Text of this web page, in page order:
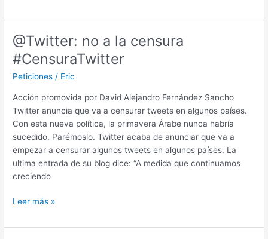
cese
de
Paula
Sanchez
de
como
delegada
del
gobierno
en
Valencia
@Twitter: no a la censura
#CensuraTwitter
Peticiones / Eric
Acción promovida por David Alejandro Fernández Sancho
Twitter anuncia que va a censurar tweets en algunos países.
Con esta nueva política, la primavera Árabe nunca habría
sucedido. Parémoslo. Twitter acaba de anunciar que va a
empezar a censurar algunos tweets en algunos países. La
ultima entrada de su blog dice: “A medida que continuamos
creciendo
@Twitter:
a
Leer más »